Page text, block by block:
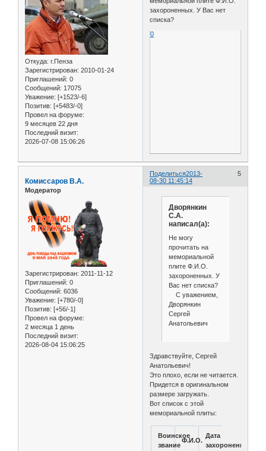
Откуда: г.Пенза
Зарегистрирован: 2010-01-24
Приглашений: 0
Сообщений: 17075
Уважение: [+1523/-6]
Позитив: [+5483/-0]
Провел на форуме:
9 месяцев 22 дня
Последний визит:
2026-07-08 15:06:26
захороненных. У Вас нет
списка?
0
Поделиться 5
2013-
08-30 11:45:14
Комиссаров В.А.
Модератор
Зарегистрирован: 2011-11-12
Приглашений: 0
Сообщений: 6036
Уважение: [+780/-0]
Позитив: [+56/-1]
Провел на форуме:
2 месяца 1 день
Последний визит:
2026-08-04 15:06:25
Дворянкин
С.А.
написал(а):
Не могу
прочитать на
мемориальной
плите Ф.И.О.
захороненных. У
Вас нет списка?
С уважением,
Дворянкин
Сергей
Анатольевич
Здравствуйте, Сергей
Анатольевич!
Это плохо, если не читается.
Придется в оригинальном
размере загружать.
Вот список с этой
мемориальной плиты:
Воинское
звание
Ф.И.О.
Дата
захоронения